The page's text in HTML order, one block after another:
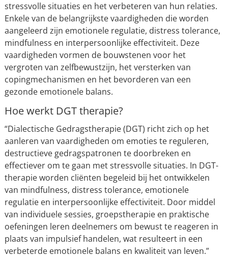
stressvolle situaties en het verbeteren van hun relaties.
Enkele van de belangrijkste vaardigheden die worden
aangeleerd zijn emotionele regulatie, distress tolerance,
mindfulness en interpersoonlijke effectiviteit. Deze
vaardigheden vormen de bouwstenen voor het
vergroten van zelfbewustzijn, het versterken van
copingmechanismen en het bevorderen van een
gezonde emotionele balans.
Hoe werkt DGT therapie?
“Dialectische Gedragstherapie (DGT) richt zich op het
aanleren van vaardigheden om emoties te reguleren,
destructieve gedragspatronen te doorbreken en
effectiever om te gaan met stressvolle situaties. In DGT-
therapie worden cliënten begeleid bij het ontwikkelen
van mindfulness, distress tolerance, emotionele
regulatie en interpersoonlijke effectiviteit. Door middel
van individuele sessies, groepstherapie en praktische
oefeningen leren deelnemers om bewust te reageren in
plaats van impulsief handelen, wat resulteert in een
verbeterde emotionele balans en kwaliteit van leven.”